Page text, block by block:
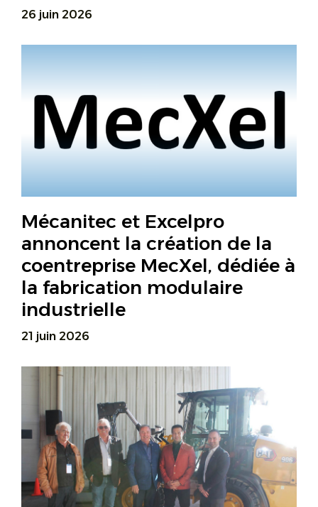
26 juin 2026
Mécanitec et Excelpro
annoncent la création de la
coentreprise MecXel, dédiée à
la fabrication modulaire
industrielle
21 juin 2026